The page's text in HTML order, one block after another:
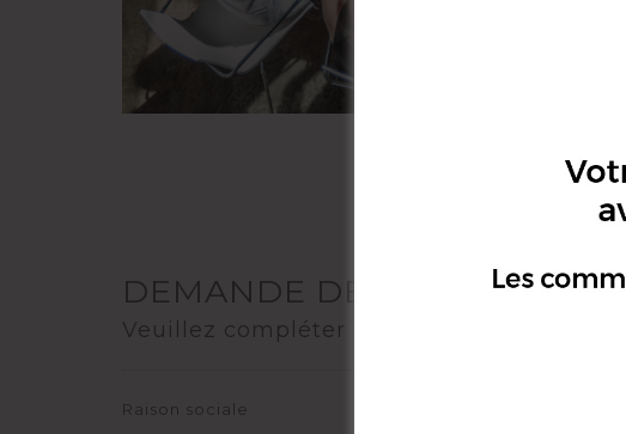
DEMANDE DE DEVIS POUR
Veuillez compléter le formulaire ci-
Raison sociale